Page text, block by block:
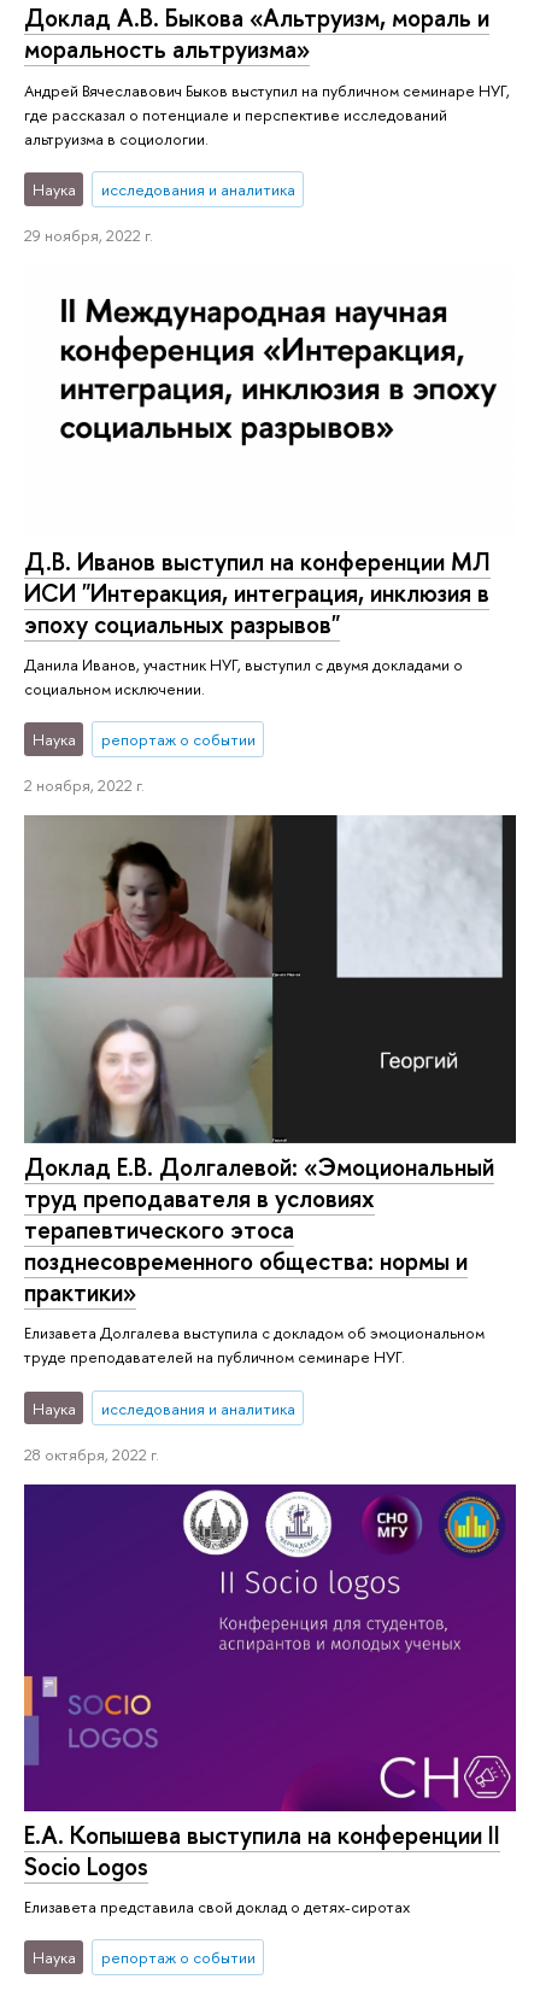
Доклад А.В. Быкова «Альтруизм, мораль и
моральность альтруизма»
Андрей Вячеславович Быков выступил на публичном семинаре НУГ,
где рассказал о потенциале и перспективе исследований
альтруизма в социологии.
Наука исследования и аналитика
29 ноября, 2022 г.
Д.В. Иванов выступил на конференции МЛ
ИСИ "Интеракция, интеграция, инклюзия в
эпоху социальных разрывов"
Данила Иванов, участник НУГ, выступил с двумя докладами о
социальном исключении.
Наука репортаж о событии
2 ноября, 2022 г.
Доклад Е.В. Долгалевой: «Эмоциональный
труд преподавателя в условиях
терапевтического этоса
позднесовременного общества: нормы и
практики»
Елизавета Долгалева выступила с докладом об эмоциональном
труде преподавателей на публичном семинаре НУГ.
Наука исследования и аналитика
28 октября, 2022 г.
Е.А. Копышева выступила на конференции II
Socio Logos
Елизавета представила свой доклад о детях-сиротах
Наука репортаж о событии